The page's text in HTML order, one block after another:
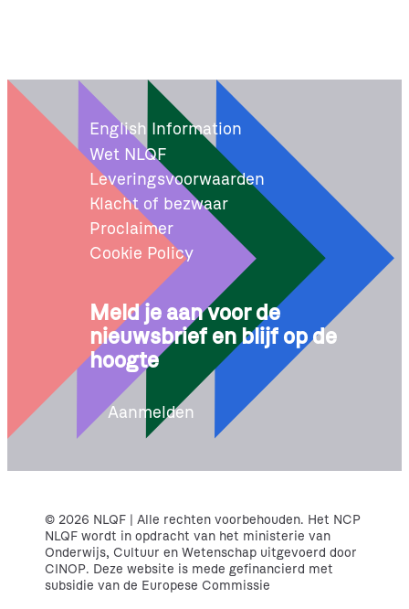
English Information
Wet NLQF
Leveringsvoorwaarden
Klacht of bezwaar
Proclaimer
Cookie Policy
Meld je aan voor de
nieuwsbrief en blijf op de
hoogte
Aanmelden
© 2026 NLQF | Alle rechten voorbehouden. Het NCP
NLQF wordt in opdracht van het ministerie van
Onderwijs, Cultuur en Wetenschap uitgevoerd door
CINOP. Deze website is mede gefinancierd met
subsidie van de Europese Commissie